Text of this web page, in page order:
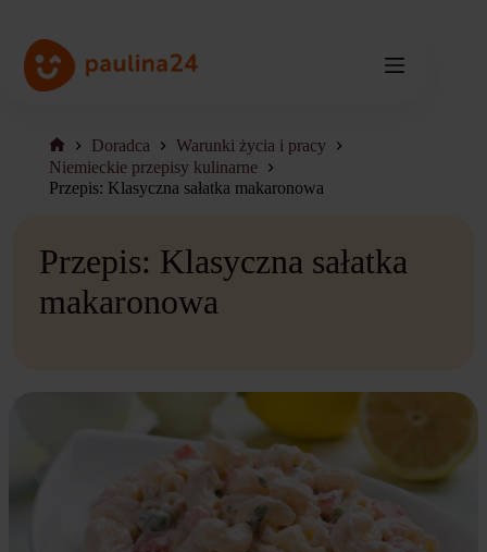
treści
Strona
główna
Doradca
Warunki życia i pracy
Niemieckie przepisy kulinarne
Przepis: Klasyczna sałatka makaronowa
Przepis: Klasyczna sałatka
makaronowa